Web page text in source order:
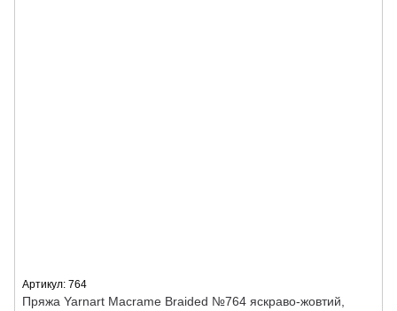
Артикул: 764
Пряжа Yarnart Macrame Braided №764 яскраво-жовтий,